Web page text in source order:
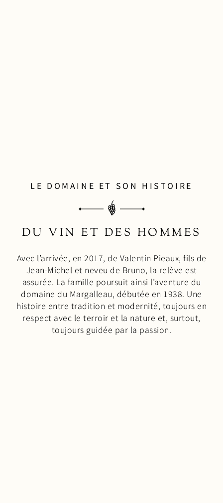
LE DOMAINE ET SON HISTOIRE
DU VIN ET DES HOMMES
Avec l’arrivée, en 2017, de Valentin Pieaux, fils de
Jean-Michel et neveu de Bruno, la relève est
assurée. La famille poursuit ainsi l’aventure du
domaine du Margalleau, débutée en 1938. Une
histoire entre tradition et modernité, toujours en
respect avec le terroir et la nature et, surtout,
toujours guidée par la passion.